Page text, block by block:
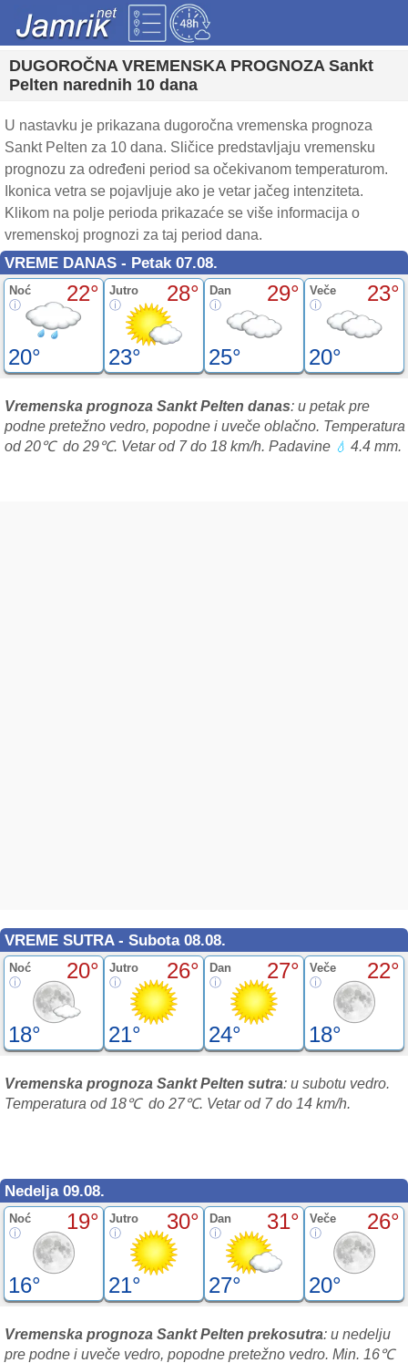
DUGOROČNA VREMENSKA PROGNOZA Sankt
Pelten narednih 10 dana
U nastavku je prikazana dugoročna vremenska prognoza
Sankt Pelten za 10 dana. Sličice predstavljaju vremensku
prognozu za određeni period sa očekivanom temperaturom.
Ikonica vetra se pojavljuje ako je vetar jačeg intenziteta.
Klikom na polje perioda prikazaće se više informacija o
vremenskoj prognozi za taj period dana.
VREME DANAS - Petak 07.08.
Noć 22°
20°
Jutro 28°
23°
Dan 29°
25°
Veče 23°
20°
Vremenska prognoza Sankt Pelten danas: u petak pre
podne pretežno vedro, popodne i uveče oblačno. Temperatura
od 20℃ do 29℃. Vetar od 7 do 18 km/h. Padavine 💧 4.4 mm.
VREME SUTRA - Subota 08.08.
Noć 20°
18°
Jutro 26°
21°
Dan 27°
24°
Veče 22°
18°
Vremenska prognoza Sankt Pelten sutra: u subotu vedro.
Temperatura od 18℃ do 27℃. Vetar od 7 do 14 km/h.
Nedelja 09.08.
Noć 19°
16°
Jutro 30°
21°
Dan 31°
27°
Veče 26°
20°
Vremenska prognoza Sankt Pelten prekosutra: u nedelju
pre podne i uveče vedro, popodne pretežno vedro. Min. 16℃